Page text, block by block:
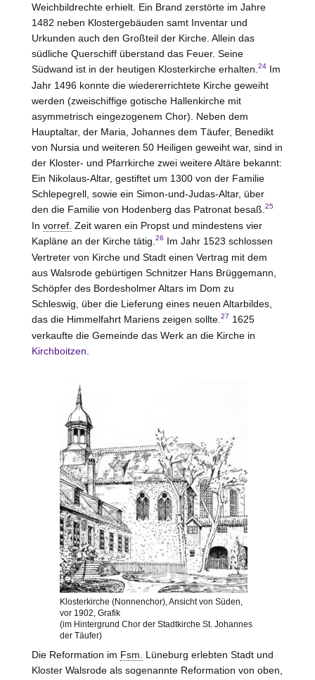
Weichbildrechte erhielt. Ein Brand zerstörte im Jahre
1482 neben Klostergebäuden samt Inventar und
Urkunden auch den Großteil der Kirche. Allein das
südliche Querschiff überstand das Feuer. Seine
Südwand ist in der heutigen Klosterkirche erhalten. 24Im
Jahr 1496 konnte die wiedererrichtete Kirche geweiht
werden (zweischiffige gotische Hallenkirche mit
asymmetrisch eingezogenem Chor). Neben dem
Hauptaltar, der Maria, Johannes dem Täufer, Benedikt
von Nursia und weiteren 50 Heiligen geweiht war, sind in
der Kloster- und Pfarrkirche zwei weitere Altäre bekannt:
Ein Nikolaus-Altar, gestiftet um 1300 von der Familie
Schlepegrell, sowie ein Simon-und-Judas-Altar, über
den die Familie von Hodenberg das Patronat besaß. 25
In vorref. Zeit waren ein Propst und mindestens vier
Kapläne an der Kirche tätig. 26 Im Jahr 1523 schlossen
Vertreter von Kirche und Stadt einen Vertrag mit dem
aus Walsrode gebürtigen Schnitzer Hans Brüggemann,
Schöpfer des Bordesholmer Altars im Dom zu
Schleswig, über die Lieferung eines neuen Altarbildes,
das die Himmelfahrt Mariens zeigen sollte. 27 1625
verkaufte die Gemeinde das Werk an die Kirche in
Kirchboitzen
Klosterkirche (Nonnenchor), Ansicht von Süden,
vor 1902, Grafik
(im Hintergrund Chor der Stadtkirche St. Johannes
der Täufer)
Die Reformation im Fsm. Lüneburg erlebten Stadt und
Kloster Walsrodeals sogenannte Reformation von oben,